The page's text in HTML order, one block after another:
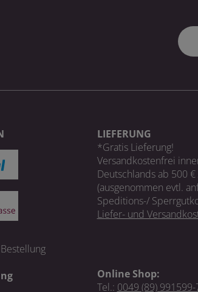
LIEFERUNG
*Gratis Lieferung!
Versandkostenfrei
Deutschlands ab 500
(ausgenommen evtl.
Speditions-/
Liefer- und
Online Shop:
Tel.: 0049 (89) 991599-